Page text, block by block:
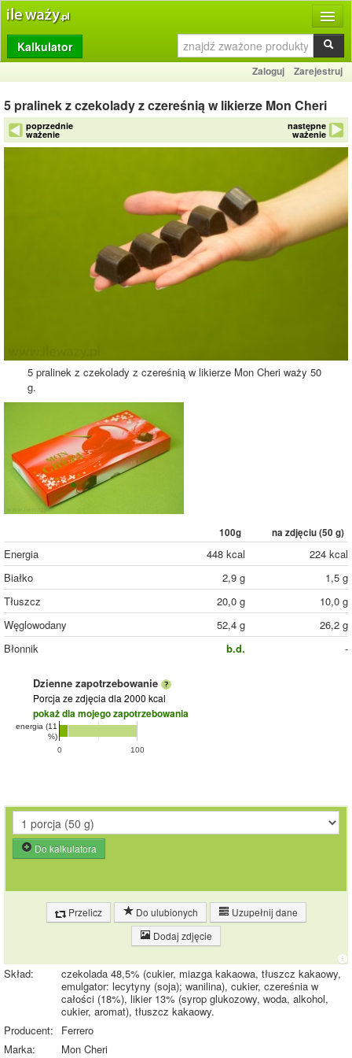
Produkty
Dziennik
Przelicznik
Porównywarka
Kalkulator
Zaloguj Zarejestruj
5 pralinek z czekolady z czereśnią w likierze Mon Cheri
poprzednie
ważenie
następne
ważenie
5 pralinek z czekolady z czereśnią w likierze Mon Cheri waży 50
g.
100g na zdjęciu (50 g)
Energia 448 kcal
224 kcal
Białko
2,9 g
1,5 g
Tłuszcz
20,0 g
10,0 g
Węglowodany
52,4 g
26,2 g
Błonnik
b.d. -
Dzienne zapotrzebowanie
Porcja ze zdjęcia dla 2000 kcal
pokaż dla mojego zapotrzebowania
0 100
energia (11
%)
Do kalkulatora
Przelicz Do ulubionych
Uzupełnij dane
Dodaj zdjęcie
Skład:
czekolada 48,5% (cukier, miazga kakaowa, tłuszcz kakaowy,
emulgator: lecytyny (soja); wanilina), cukier, czereśnia w
całości (18%), likier 13% (syrop glukozowy, woda, alkohol,
cukier, aromat), tłuszcz kakaowy.
Producent:
Ferrero
Marka:
Mon Cheri